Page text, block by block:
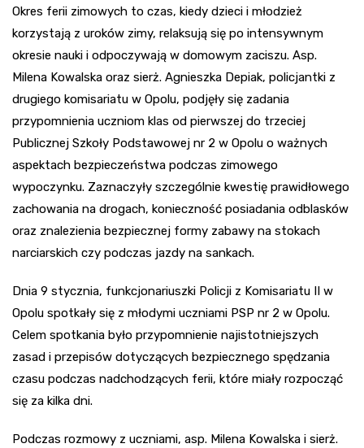
Okres ferii zimowych to czas, kiedy dzieci i młodzież
korzystają z uroków zimy, relaksują się po intensywnym
okresie nauki i odpoczywają w domowym zaciszu. Asp.
Milena Kowalska oraz sierż. Agnieszka Depiak, policjantki z
drugiego komisariatu w Opolu, podjęły się zadania
przypomnienia uczniom klas od pierwszej do trzeciej
Publicznej Szkoły Podstawowej nr 2 w Opolu o ważnych
aspektach bezpieczeństwa podczas zimowego
wypoczynku. Zaznaczyły szczególnie kwestię prawidłowego
zachowania na drogach, konieczność posiadania odblasków
oraz znalezienia bezpiecznej formy zabawy na stokach
narciarskich czy podczas jazdy na sankach.
Dnia 9 stycznia, funkcjonariuszki Policji z Komisariatu II w
Opolu spotkały się z młodymi uczniami PSP nr 2 w Opolu.
Celem spotkania było przypomnienie najistotniejszych
zasad i przepisów dotyczących bezpiecznego spędzania
czasu podczas nadchodzących ferii, które miały rozpocząć
się za kilka dni.
Podczas rozmowy z uczniami, asp. Milena Kowalska i sierż.